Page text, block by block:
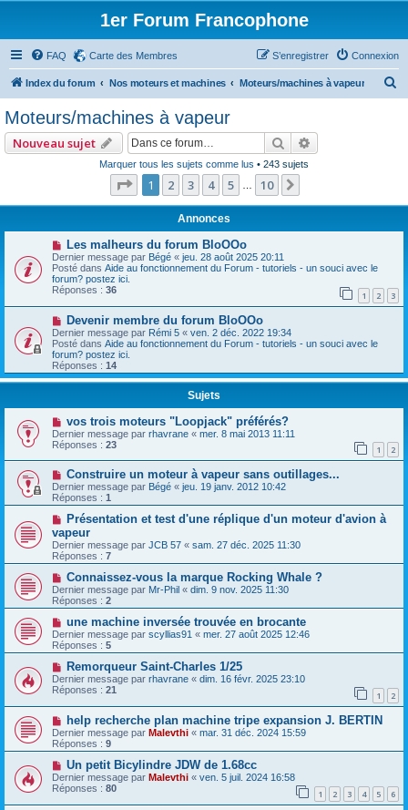
1er Forum Francophone
FAQ Carte des Membres Connexion
S’enregistrer
Index du forum Nos moteurs et machines Moteurs/machines à vapeur
h
Moteurs/machines à vapeur
Nouveau sujet Rechercher
Marquer tous les sujets comme lus • 243 sujets
Page 1sur
1 2 3 4 5 10
Annonces
Les malheurs du forum BloOOo
Dernier message par Bégé « jeu. 28 août 2025 20:11
Posté dans Aide au fonctionnement du Forum - tutoriels - un souci avec le
forum? postez ici.
Réponses : 36 1 2 3
Devenir membre du forum BloOOo
Dernier message par Rémi 5 « ven. 2 déc. 2022 19:34
Posté dans Aide au fonctionnement du Forum - tutoriels - un souci avec le
forum? postez ici.
Réponses : 14
Sujets
vos trois moteurs "Loopjack" préférés?
Dernier message par rhavrane « mer. 8 mai 2013 11:11
Réponses : 23 1 2
Construire un moteur à vapeur sans outillages...
Dernier message par Bégé « jeu. 19 janv. 2012 10:42
Réponses : 1
Présentation et test d'une réplique d'un moteur d'avion à
vapeur
Dernier message par JCB 57 « sam. 27 déc. 2025 11:30
Réponses : 7
Connaissez-vous la marque Rocking Whale ?
Dernier message par Mr-Phil « dim. 9 nov. 2025 11:30
Réponses : 2
une machine inversée trouvée en brocante
Dernier message par scyllias91 « mer. 27 août 2025 12:46
Réponses : 5
Remorqueur Saint-Charles 1/25
Dernier message par rhavrane « dim. 16 févr. 2025 23:10
Réponses : 21 1 2
help recherche plan machine tripe expansion J. BERTIN
Dernier message par Malevthi « mar. 31 déc. 2024 15:59
Réponses : 9
Un petit Bicylindre JDW de 1.68cc
Dernier message par Malevthi « ven. 5 juil. 2024 16:58
Réponses : 80 1 2 3 4 5 6